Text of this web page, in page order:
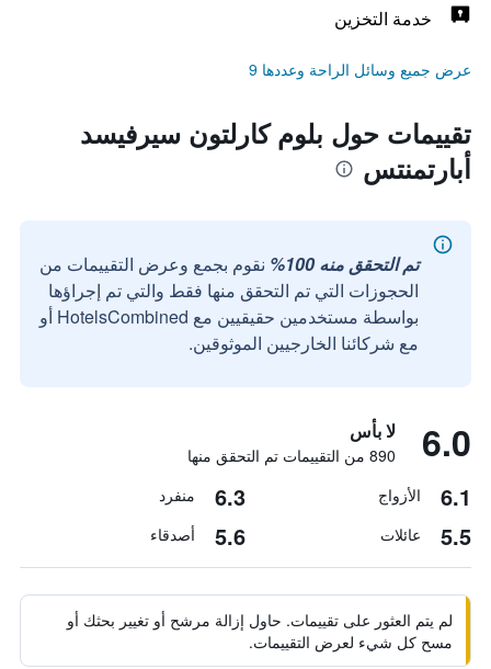
خدمة التخزين
عرض جميع وسائل الراحة وعددها 9
تقييمات حول بلوم كارلتون سيرفيسد
أبارتمنتس
تم التحقق منه 100%
نقوم بجمع وعرض التقييمات من
الحجوزات التي تم التحقق منها فقط والتي تم إجراؤها
بواسطة مستخدمين حقيقيين مع HotelsCombined أو
مع شركائنا الخارجيين الموثوقين.
6.0 لا بأس
890 من التقييمات تم التحقق منها
6.1 الأزواج 6.3 منفرد
5.5 عائلات 5.6 أصدقاء
لم يتم العثور على تقييمات. حاول إزالة مرشح أو تغيير بحثك أو
مسح كل شيء لعرض التقييمات.